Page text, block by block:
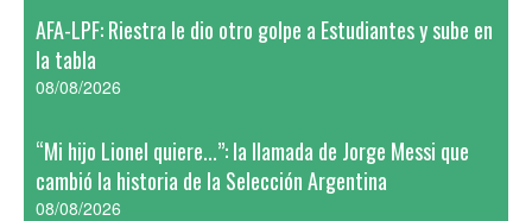
AFA-LPF: Riestra le dio otro golpe a Estudiantes y sube en
la tabla
08/08/2026
“Mi hijo Lionel quiere...”: la llamada de Jorge Messi que
cambió la historia de la Selección Argentina
08/08/2026